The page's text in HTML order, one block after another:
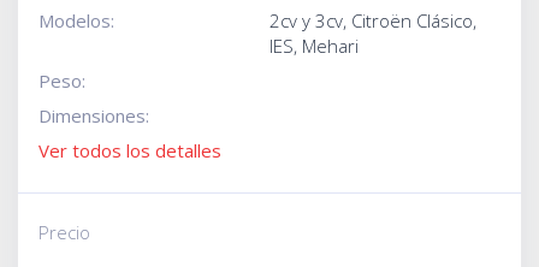
Modelos:
2cv y 3cv, Citroën Clásico,
IES, Mehari
Peso:
Dimensiones:
Ver todos los detalles
Precio